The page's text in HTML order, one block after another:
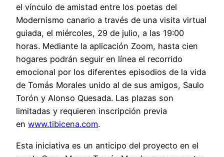
el vínculo de amistad entre los poetas del
Modernismo canario a través de una visita virtual
guiada, el miércoles, 29 de julio, a las 19:00
horas. Mediante la aplicación Zoom, hasta cien
hogares podrán seguir en línea el recorrido
emocional por los diferentes episodios de la vida
de Tomás Morales unido al de sus amigos, Saulo
Torón y Alonso Quesada. Las plazas son
limitadas y requieren inscripción previa
en www.tibicena.com.
Esta iniciativa es un anticipo del proyecto en el